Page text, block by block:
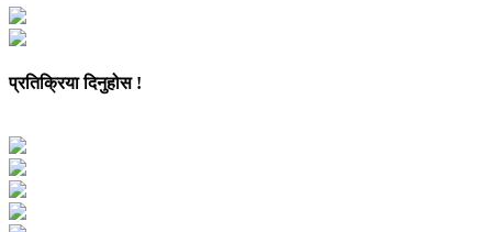
प्रतिक्रिया दिनुहोस !